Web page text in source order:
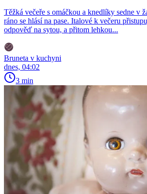
Těžká večeře s omáčkou a knedlíky sedne v
ráno se hlásí na pase. Italové k večeru
odpověď na sytou, a přitom lehkou...
Bruneta v kuchyni
dnes, 04:02
3 min